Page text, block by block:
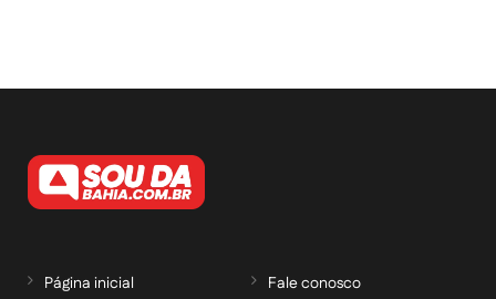
Página inicial
Fale conosco